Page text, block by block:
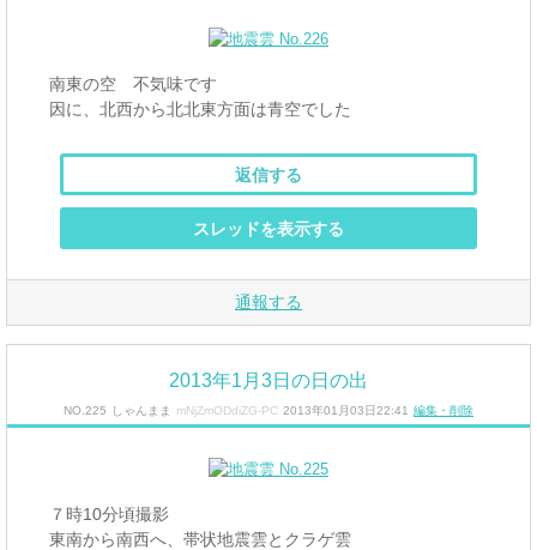
南東の空 不気味です
因に、北西から北北東方面は青空でした
返信する
スレッドを表示する
通報する
2013年1月3日の日の出
NO.225 しゃんまま mNjZmODdiZG-PC 2013年01月03日22:41 編集・削除
７時10分頃撮影
東南から南西へ、帯状地震雲とクラゲ雲